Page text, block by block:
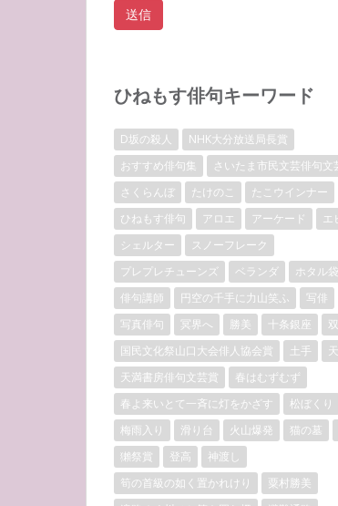
ひねもす俳句キーワード
D坂の殺人
NHK大分放送局長賞
おすすめ俳句集
さいたま市民文芸俳句文
さくらんぼ
たけのこ
たこウインナー
ひねもす俳句
アロエ アーケード
エ
シェルター
スノーフレーク
プレプレチューンズ
ベランダ ホタル袋
俳句講師
円空の千手に力山笑ふ
写俳
写真俳句
冥界へ 勝美 十条銀座
国民文化祭山口大会俳人協会賞
土手
天満書房俳句文芸賞
春はむずむず
春よ来いとて一斉に灯をかざす
松ぼくり
梅雨入り
滑り台 火山爆発 猫の墓
獺祭賞
登高
神渡し
筍の首級の如く置かれけり
粟村勝美